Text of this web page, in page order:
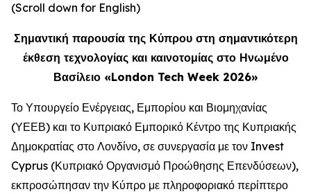
(Scroll down for English)
Σημαντική παρουσία της Κύπρου στη σημαντικότερη
έκθεση τεχνολογίας και καινοτομίας στο Ηνωμένο
Βασίλειο «London Tech Week 2026»
Το Υπουργείο Ενέργειας, Εμπορίου και Βιομηχανίας
(ΥΕΕΒ) και το Κυπριακό Εμπορικό Κέντρο της Κυπριακής
Δημοκρατίας στο Λονδίνο, σε συνεργασία με τον Invest
Cyprus (Κυπριακό Οργανισμό Προώθησης Επενδύσεων),
εκπροσώπησαν την Κύπρο με πληροφοριακό περίπτερο